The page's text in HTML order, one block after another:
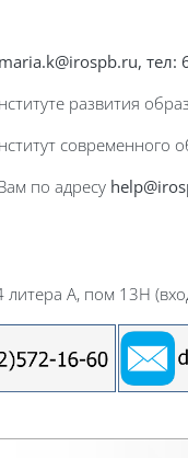
maria.k@irospb.ru, тел:
развития
современного
по адресу
А, пом 13Н